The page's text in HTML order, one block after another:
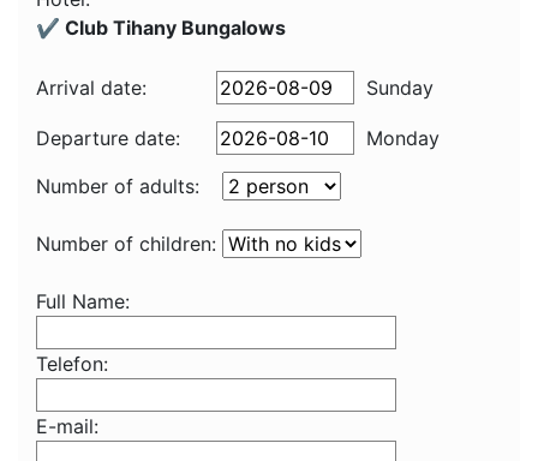
✔️ Club Tihany Bungalows
Arrival date: Sunday
Departure date:
Monday
Number of adults:
Number of children:
Full Name:
Telefon:
E-mail: